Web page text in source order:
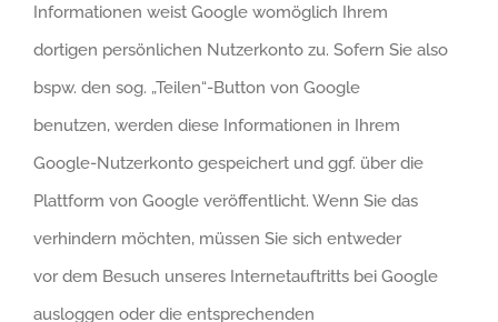
Informationen weist Google womöglich Ihrem
dortigen persönlichen Nutzerkonto zu. Sofern Sie also
bspw. den sog. „Teilen“-Button von Google
benutzen, werden diese Informationen in Ihrem
Google-Nutzerkonto gespeichert und ggf. über die
Plattform von Google veröffentlicht. Wenn Sie das
verhindern möchten, müssen Sie sich entweder
vor dem Besuch unseres Internetauftritts bei Google
ausloggen oder die entsprechenden